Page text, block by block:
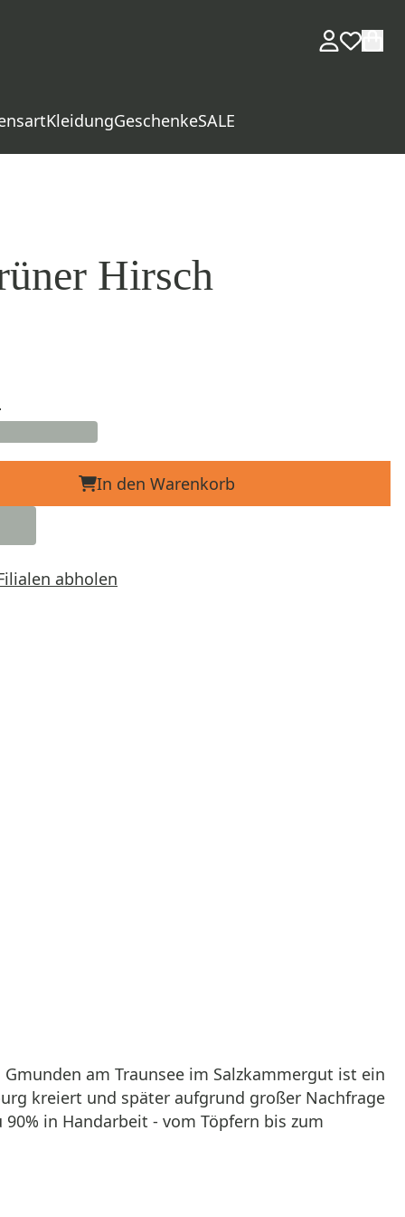
KleidungGeschenkeSALE
Hirsch
In den Warenkorb
abholen
am Traunsee im Salzkammergut ist ein
kreiert und später aufgrund großer Nachfrage
in Handarbeit - vom Töpfern bis zum